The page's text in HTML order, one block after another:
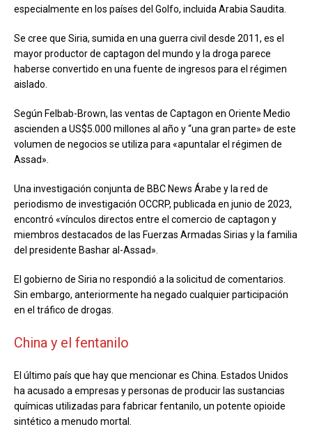
especialmente en los países del Golfo, incluida Arabia Saudita.
Se cree que Siria, sumida en una guerra civil desde 2011, es el
mayor productor de captagon del mundo y la droga parece
haberse convertido en una fuente de ingresos para el régimen
aislado.
Según Felbab-Brown, las ventas de Captagon en Oriente Medio
ascienden a US$5.000 millones al año y “una gran parte» de este
volumen de negocios se utiliza para «apuntalar el régimen de
Assad».
Una investigación conjunta de BBC News Árabe y la red de
periodismo de investigación OCCRP, publicada en junio de 2023,
encontró «vínculos directos entre el comercio de captagon y
miembros destacados de las Fuerzas Armadas Sirias y la familia
del presidente Bashar al-Assad».
El gobierno de Siria no respondió a la solicitud de comentarios.
Sin embargo, anteriormente ha negado cualquier participación
en el tráfico de drogas.
China y el fentanilo
El último país que hay que mencionar es China. Estados Unidos
ha acusado a empresas y personas de producir las sustancias
químicas utilizadas para fabricar fentanilo, un potente opioide
sintético a menudo mortal.